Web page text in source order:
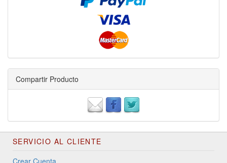
Compartir Producto
SERVICIO AL CLIENTE